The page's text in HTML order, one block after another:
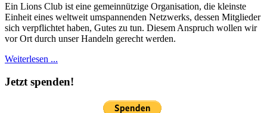
Ein Lions Club ist eine gemeinnützige Organisation, die kleinste
Einheit eines weltweit umspannenden Netzwerks, dessen Mitglieder
sich verpflichtet haben, Gutes zu tun. Diesem Anspruch wollen wir
vor Ort durch unser Handeln gerecht werden.
Weiterlesen ...
Jetzt spenden!